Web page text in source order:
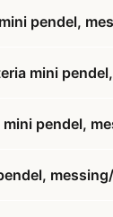
pendel,
mini
pendel,